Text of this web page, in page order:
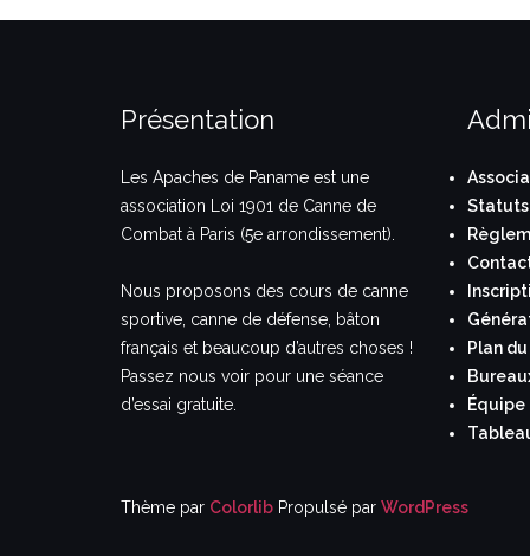
Présentation
Les Apaches de Paname est une
association Loi 1901 de Canne de
Combat à Paris (5e arrondissement).
Nous proposons des cours de canne
sportive, canne de défense, bâton
français et beaucoup d’autres choses !
Passez nous voir pour une séance
d’essai gratuite.
Statuts
Plan
Thème par Colorlib Propulsé par WordPress